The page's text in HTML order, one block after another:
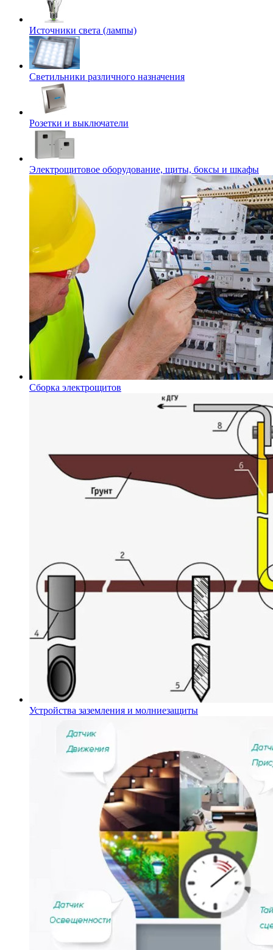
Источники света (лампы)
Светильники различного назначения
Розетки и выключатели
Электрощитовое оборудование, щиты, боксы и шкафы
Сборка электрощитов
Устройства заземления и молниезащиты